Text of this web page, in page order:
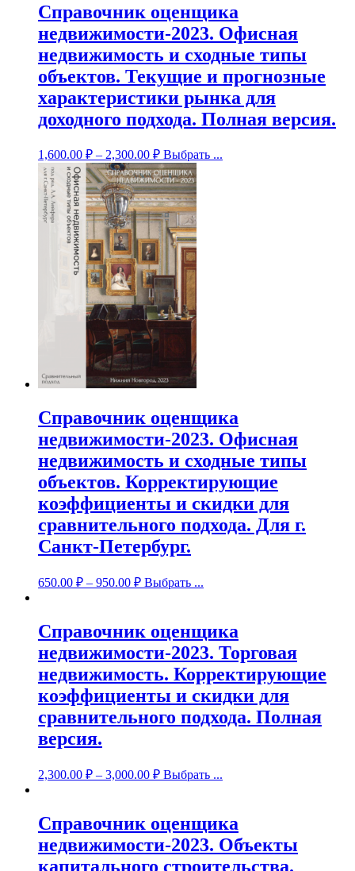
Справочник оценщика
недвижимости-2023. Офисная
недвижимость и сходные типы
объектов. Текущие и прогнозные
характеристики рынка для
доходного подхода. Полная версия.
1,600.00 ₽ – 2,300.00 ₽ Выбрать ...
Справочник оценщика
недвижимости-2023. Офисная
недвижимость и сходные типы
объектов. Корректирующие
коэффициенты и скидки для
сравнительного подхода. Для г.
Санкт-Петербург.
650.00 ₽ – 950.00 ₽ Выбрать ...
Справочник оценщика
недвижимости-2023. Торговая
недвижимость. Корректирующие
коэффициенты и скидки для
сравнительного подхода. Полная
версия.
2,300.00 ₽ – 3,000.00 ₽ Выбрать ...
Справочник оценщика
недвижимости-2023. Объекты
капитального строительства.